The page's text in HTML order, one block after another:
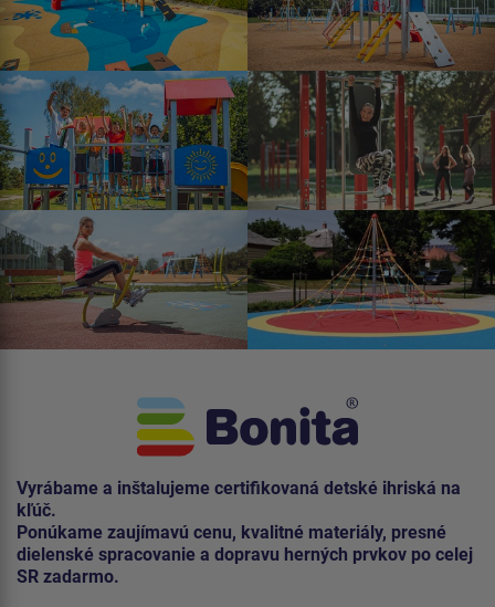
Vyrábame a inštalujeme certifikovaná detské ihriská na
kľúč.
Ponúkame zaujímavú cenu, kvalitné materiály, presné
dielenské spracovanie a dopravu herných prvkov po celej
SR zadarmo.